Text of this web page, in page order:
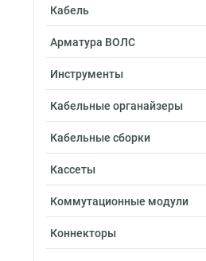
Кабель
Арматура ВОЛС
Инструменты
Кабельные органайзеры
Кабельные сборки
Кассеты
Коммутационные модули
Коннекторы